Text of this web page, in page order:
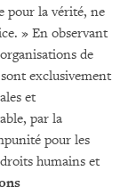
pour la vérité, ne
» En observant
de
exclusivement
et
par la
pour les
humains et